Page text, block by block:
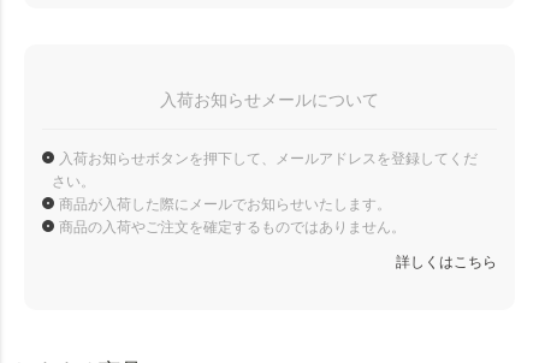
入荷お知らせメールについて
入荷お知らせボタンを押下して、メールアドレスを登録してくだ
さい。
商品が入荷した際にメールでお知らせいたします。
商品の入荷やご注文を確定するものではありません。
詳しくはこちら